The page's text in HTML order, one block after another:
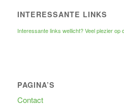
INTERESSANTE LINKS
Interessante links wellicht? Veel plezier op
PAGINA’S
Contact